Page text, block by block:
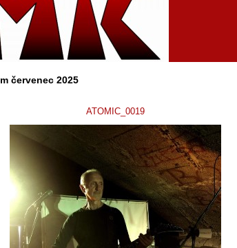
červenec 2025
ATOMIC_0019